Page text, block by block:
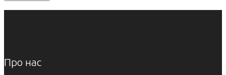
Про нас